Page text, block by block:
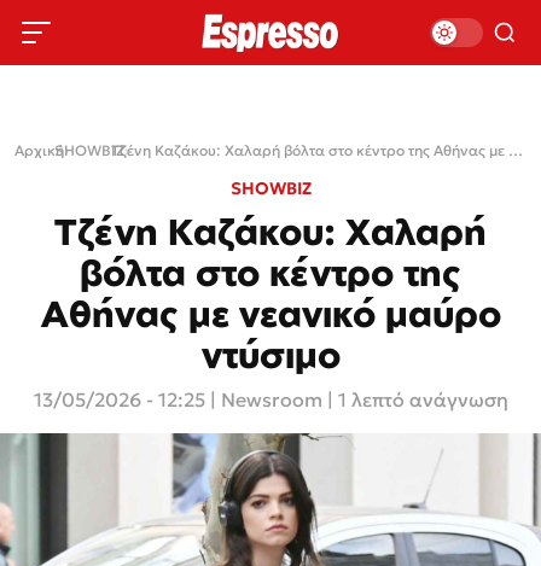
Αρχική›
SHOWBIZ› Τζένη Καζάκου: Χαλαρή βόλτα στο κέντρο της Αθήνας με νεανικό μαύρο ντύσιμο
SHOWBIZ
Τζένη Καζάκου: Χαλαρή
βόλτα στο κέντρο της
Αθήνας με νεανικό μαύρο
ντύσιμο
13/05/2026 - 12:25 Newsroom | 1 λεπτό ανάγνωση